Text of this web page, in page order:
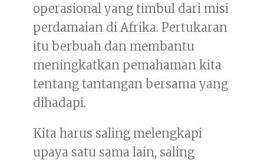
operasional yang timbul dari misi
perdamaian di Afrika. Pertukaran
itu berbuah dan membantu
meningkatkan pemahaman kita
tentang tantangan bersama yang
dihadapi.
Kita harus saling melengkapi
upaya satu sama lain, saling